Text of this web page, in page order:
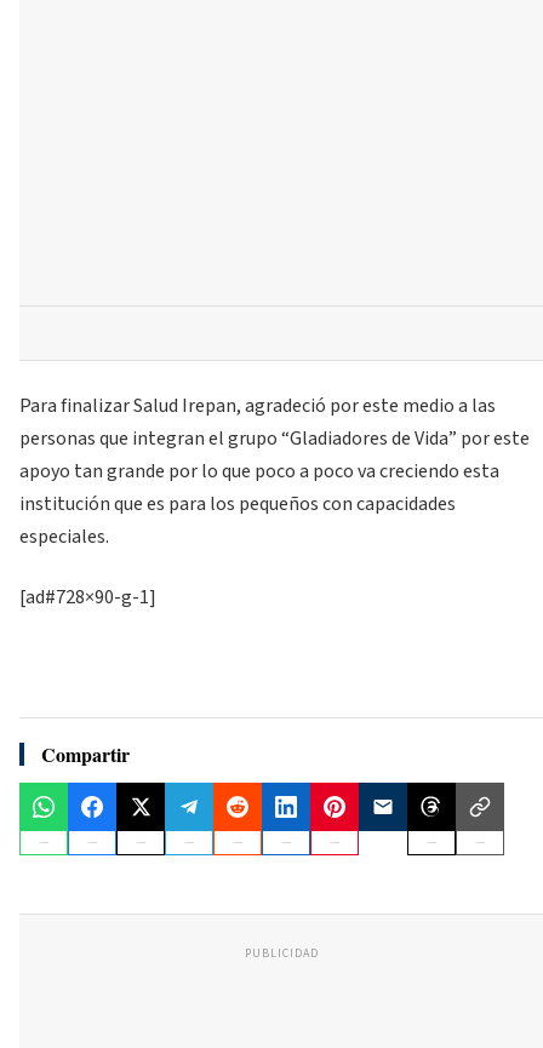
Para finalizar Salud Irepan, agradeció por este medio a las
personas que integran el grupo “Gladiadores de Vida” por este
apoyo tan grande por lo que poco a poco va creciendo esta
institución que es para los pequeños con capacidades
especiales.
[ad#728×90-g-1]
Compartir
PUBLICIDAD